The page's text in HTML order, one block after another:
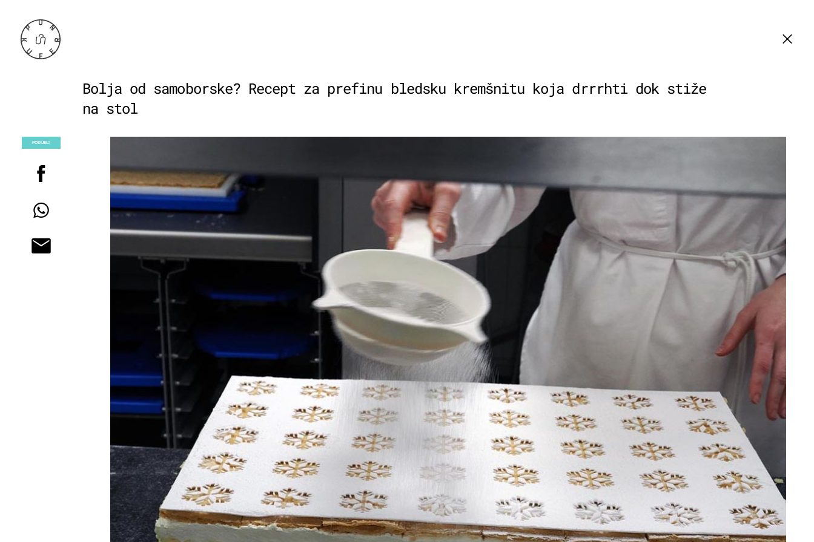
Bolja od samoborske? Recept za prefinu bledsku kremšnitu koja drrrhti dok stiže
na stol
PODIJELI
ČOKOLADA, ORASI - ILI ŠUNKA
Recept za slasnu poticu zbog koje srce
(i želudac) vuku na Bled
+1
TJEDNI JELOVNIK
Ovih 7 jela ne morate kuhati, savršena
su za toplinski val – imamo dobar plan
za ovaj tjedan
+3
VIŠE OD TRADICIJE
Makaruli mirakuli: Konoba Baća u Stonu
otkriva recept za originalnu stonsku
tortu